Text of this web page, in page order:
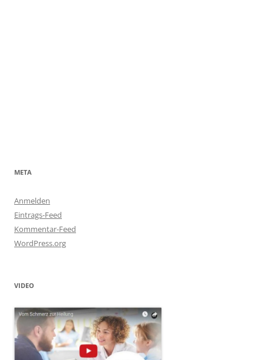
META
Anmelden
Eintrags-Feed
Kommentar-Feed
WordPress.org
VIDEO